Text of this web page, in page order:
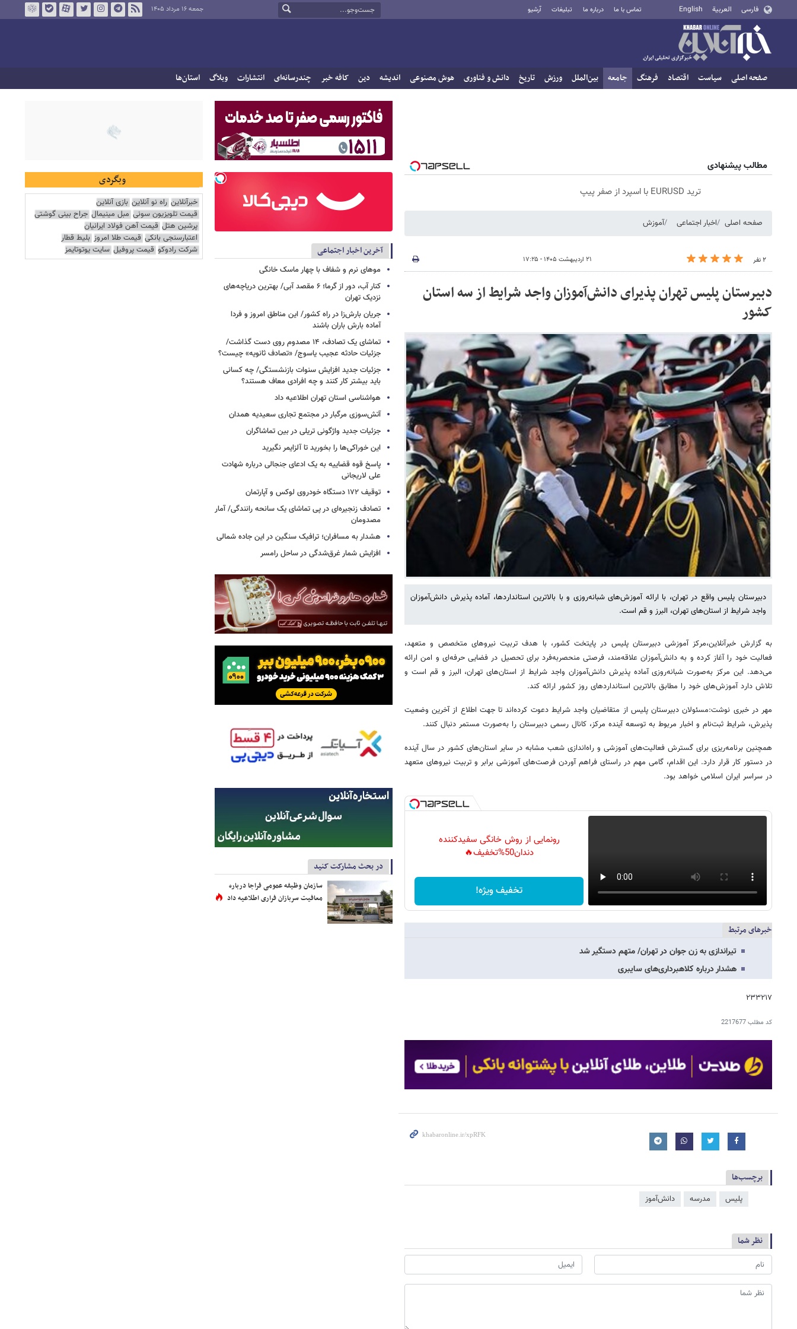
فارسی العربية English تماس با ما درباره ما تبلیغات آرشیو جمعه ۱۶ مرداد ۱۴۰۵
صفحه اصلی سیاست اقتصاد فرهنگ جامعه بین‌الملل ورزش تاریخ دانش و فناوری هوش مصنوعی اندیشه دین کافه خبر چندرسانه‌ای انتشارات وبلاگ استان‌ها
مطالب پیشنهادی
ترید EURUSD با اسپرد از صفر پیپ
صفحه اصلی اخبار اجتماعی آموزش
۲ نفر ۲۱ اردیبهشت ۱۴۰۵ - ۱۷:۲۵
دبیرستان پلیس تهران پذیرای دانش‌آموزان واجد شرایط از سه استان
کشور
دبیرستان پلیس واقع در تهران، با ارائه آموزش‌های شبانه‌روزی و با بالاترین استانداردها، آماده پذیرش دانش‌آموزان
واجد شرایط از استان‌های تهران، البرز و قم است.
به گزارش خبرآنلاین،مرکز آموزشی دبیرستان پلیس در پایتخت کشور، با هدف تربیت نیروهای متخصص و متعهد،
فعالیت خود را آغاز کرده و به دانش‌آموزان علاقه‌مند، فرصتی منحصربه‌فرد برای تحصیل در فضایی حرفه‌ای و امن ارائه
می‌دهد. این مرکز به‌صورت شبانه‌روزی آماده پذیرش دانش‌آموزان واجد شرایط از استان‌های تهران، البرز و قم است و
تلاش دارد آموزش‌های خود را مطابق بالاترین استانداردهای روز کشور ارائه کند.
مهر در خبری نوشت:مسئولان دبیرستان پلیس از متقاضیان واجد شرایط دعوت کرده‌اند تا جهت اطلاع از آخرین وضعیت
پذیرش، شرایط ثبت‌نام و اخبار مربوط به توسعه آینده مرکز، کانال رسمی دبیرستان را به‌صورت مستمر دنبال کنند.
همچنین برنامه‌ریزی برای گسترش فعالیت‌های آموزشی و راه‌اندازی شعب مشابه در سایر استان‌های کشور در سال آینده
در دستور کار قرار دارد. این اقدام، گامی مهم در راستای فراهم آوردن فرصت‌های آموزشی برابر و تربیت نیروهای متعهد
در سراسر ایران اسلامی خواهد بود.
رونمایی از روش خانگی سفیدکننده
دندان50%تخفیف🔥
تخفیف ویژه!
خبرهای مرتبط
تیراندازی به زن جوان در تهران/ متهم دستگیر شد
هشدار درباره کلاهبرداری‌های سایبری
۲۳۳۲۱۷
کد مطلب2217677
برچسب‌ها
پلیس مدرسه دانش‌آموز
نظر شما
آخرین اخبار اجتماعی
موهای نرم و شفاف با چهار ماسک خانگی
کنار آب، دور از گرما؛ ۶ مقصد آبی/ بهترین دریاچه‌های
نزدیک تهران
جریان بارش‌زا در راه کشور/ این مناطق امروز و فردا
آماده بارش باران باشند
تماشای یک تصادف، ۱۴ مصدوم روی دست گذاشت/
جزئیات حادثه عجیب یاسوج/ «تصادف ثانویه» چیست؟
جزئیات جدید افزایش سنوات بازنشستگی/ چه کسانی
باید بیشتر کار کنند و چه افرادی معاف هستند؟
هواشناسی استان تهران اطلاعیه داد
آتش‌سوزی مرگبار در مجتمع تجاری سعیدیه همدان
جزئیات جدید واژگونی تریلی در بین تماشاگران
این خوراکی‌ها را بخورید تا آلزایمر نگیرید
پاسخ قوه قضاییه به یک ادعای جنجالی درباره شهادت
علی لاریجانی
توقیف ۱۷۲ دستگاه خودروی لوکس و آپارتمان
تصادف زنجیره‌ای در پی تماشای یک سانحه رانندگی/ آمار
مصدومان
هشدار به مسافران؛ ترافیک سنگین در این جاده شمالی
افزایش شمار غرق‌شدگی در ساحل رامسر
در بحث مشارکت کنید
سازمان وظیفه عمومی فراجا درباره
معافیت سربازان فراری اطلاعیه داد
وبگردی
خبرآنلاین راه نو آنلاین بازی آنلاین
قیمت تلویزیون سونی مبل مینیمال جراح بینی گوشتی
پرشین هتل قیمت آهن فولاد ایرانیان
اعتبارسنجی بانکی قیمت طلا امروز بلیط قطار
شرکت رادوکو قیمت پروفیل سایت یوتوتایمز